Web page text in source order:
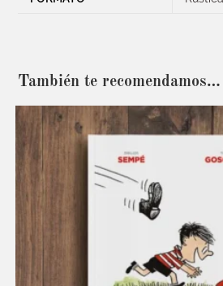
También te recomendamos…